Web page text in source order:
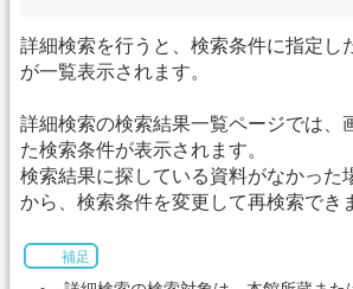
詳細検索を行うと、検索条件に指定し
が一覧表示されます。
詳細検索の検索結果一覧ページでは、
た検索条件が表示されます。
検索結果に探している資料がなかった
から、検索条件を変更して再検索でき
補足